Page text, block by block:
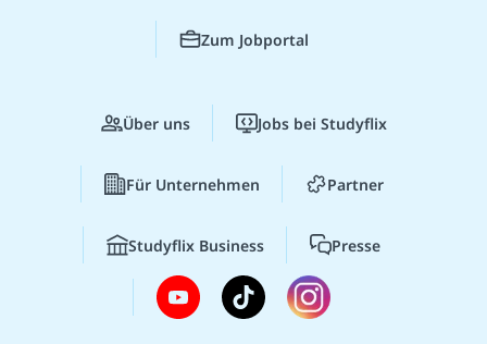
Zum Jobportal
Über uns Jobs bei Studyflix
Für Unternehmen Partner
Studyflix Business Presse